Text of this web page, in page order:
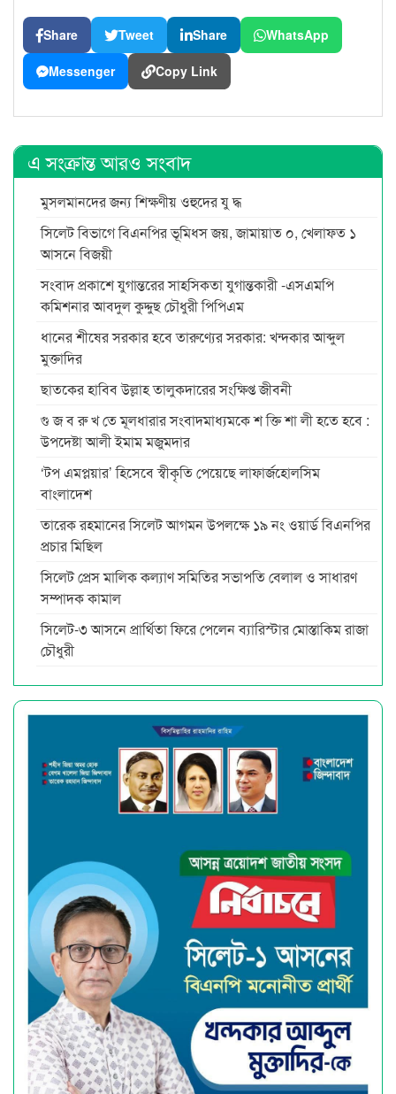
Share Tweet Share WhatsApp
Messenger Copy Link
এ সংক্রান্ত আরও সংবাদ
মুসলমানদের জন্য শিক্ষণীয় ওহুদের যু দ্ধ
সিলেট বিভাগে বিএনপির ভূমিধস জয়, জামায়াত ০, খেলাফত ১
আসনে বিজয়ী
সংবাদ প্রকাশে যুগান্তরের সাহসিকতা যুগান্তকারী -এসএমপি
কমিশনার আবদুল কুদ্দুছ চৌধুরী পিপিএম
ধানের শীষের সরকার হবে তারুণ্যের সরকার: খন্দকার আব্দুল
মুক্তাদির
ছাতকের হাবিব উল্লাহ তালুকদারের সংক্ষিপ্ত জীবনী
গু জ ব রু খ তে মূলধারার সংবাদমাধ্যমকে শ ক্তি শা লী হতে হবে :
উপদেষ্টা আলী ইমাম মজুমদার
‘টপ এমপ্লয়ার’ হিসেবে স্বীকৃতি পেয়েছে লাফার্জহোলসিম
বাংলাদেশ
তারেক রহমানের সিলেট আগমন উপলক্ষে ১৯ নং ওয়ার্ড বিএনপির
প্রচার মিছিল
সিলেট প্রেস মালিক কল্যাণ সমিতির সভাপতি বেলাল ও সাধারণ
সম্পাদক কামাল
সিলেট-৩ আসনে প্রার্থিতা ফিরে পেলেন ব্যারিস্টার মোস্তাকিম রাজা
চৌধুরী